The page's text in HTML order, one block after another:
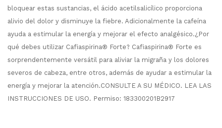
bloquear estas sustancias, el ácido acetilsalicílico proporciona
alivio del dolor y disminuye la fiebre. Adicionalmente la cafeína
ayuda a estimular la energía y mejorar el efecto analgésico.¿Por
qué debes utilizar Cafiaspirina® Forte? Cafiaspirina® Forte es
sorprendentemente versátil para aliviar la migraña y los dolores
severos de cabeza, entre otros, además de ayudar a estimular la
energía y mejorar la atención.CONSULTE A SU MÉDICO. LEA LAS
INSTRUCCIONES DE USO. Permiso: 183300201B2917